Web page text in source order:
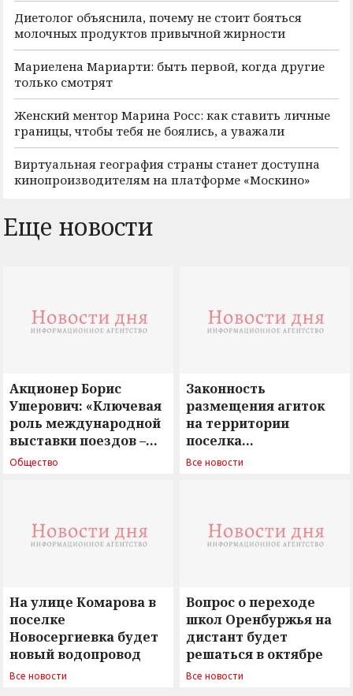
Диетолог объяснила, почему не стоит бояться
молочных продуктов привычной жирности
Мариелена Мариарти: быть первой, когда другие
только смотрят
Женский ментор Марина Росс: как ставить личные
границы, чтобы тебя не боялись, а уважали
Виртуальная география страны станет доступна
кинопроизводителям на платформе «Москино»
Еще новости
Акционер Борис
Ушерович: «Ключевая
роль международной
выставки поездов –
поиск ответов на
Общество
Законность
размещения агиток
на территории
поселка
Новосергиевка
Все новости
На улице Комарова в
поселке
Новосергиевка будет
новый водопровод
Все новости
Вопрос о переходе
школ Оренбуржья на
дистант будет
решаться в октябре
Все новости